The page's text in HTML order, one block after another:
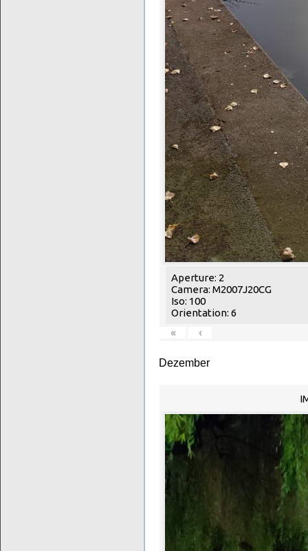
Aperture: 2
Camera: M2007J20CG
Iso: 100
Orientation: 6
«
‹
Dezember